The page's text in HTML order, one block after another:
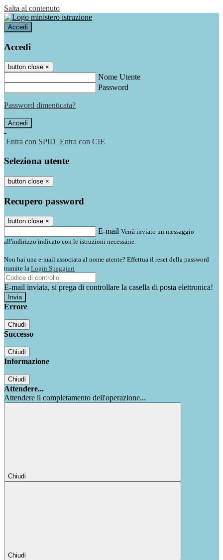
Salta al contenuto
Accedi
Accedi
button close ×
Nome Utente
Password
Password dimenticata?
-
Entra con SPID Entra con CIE
Seleziona utente
button close ×
Recupero password
button close ×
E-mail Verrà inviato un messaggio
all'indirizzo indicato con le istruzioni necessarie.
Non hai una e-mail associata al nome utente? Effettua il reset della password
tramite la Login Spaggiari
E-mail inviata, si prega di controllare la casella di posta elettronica!
Errore
Chiudi
Successo
Chiudi
Informazione
Chiudi
Attendere...
Attendere il completamento dell'operazione...
Chiudi
Chiudi